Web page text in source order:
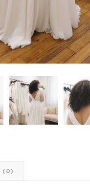
(0)